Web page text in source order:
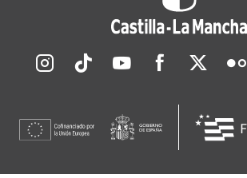
Redes sociales JCCM